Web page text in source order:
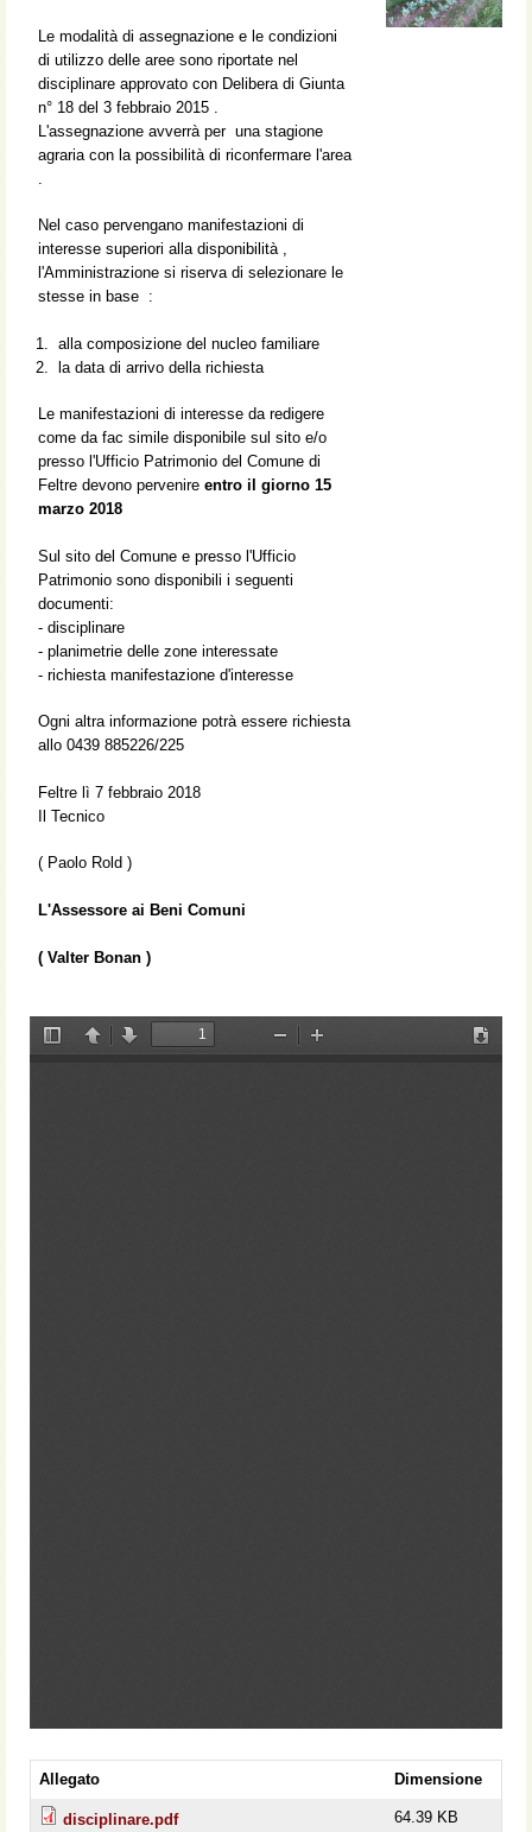
Le modalità di assegnazione e le condizioni
di utilizzo delle aree sono riportate nel
disciplinare approvato con Delibera di Giunta
n° 18 del 3 febbraio 2015 .
L'assegnazione avverrà per una stagione
agraria con la possibilità di riconfermare l'area
Nel caso pervengano manifestazioni di
interesse superiori alla disponibilità ,
l'Amministrazione si riserva di selezionare le
stesse in base :
alla composizione del nucleo familiare
la data di arrivo della richiesta
Le manifestazioni di interesse da redigere
come da fac simile disponibile sul sito e/o
presso l'Ufficio Patrimonio del Comune di
Feltre devono pervenire entro il giorno 15
marzo 2018
Sul sito del Comune e presso l'Ufficio
Patrimonio sono disponibili i seguenti
documenti:
- disciplinare
- planimetrie delle zone interessate
- richiesta manifestazione d'interesse
Ogni altra informazione potrà essere richiesta
allo 0439 885226/225
Feltre lì 7 febbraio 2018
Il Tecnico
( Paolo Rold )
L'Assessore ai Beni Comuni
( Valter Bonan )
Allegato Dimensione
disciplinare.pdf 64.39 KB